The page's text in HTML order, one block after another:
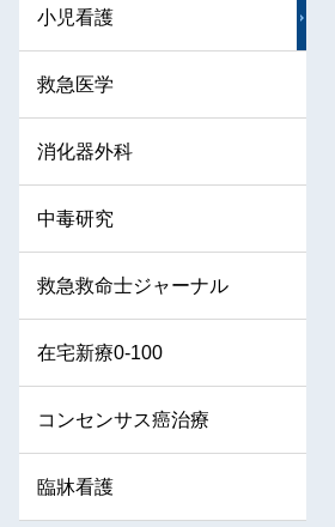
小児看護
救急医学
消化器外科
中毒研究
救急救命士ジャーナル
在宅新療0-100
コンセンサス癌治療
臨牀看護